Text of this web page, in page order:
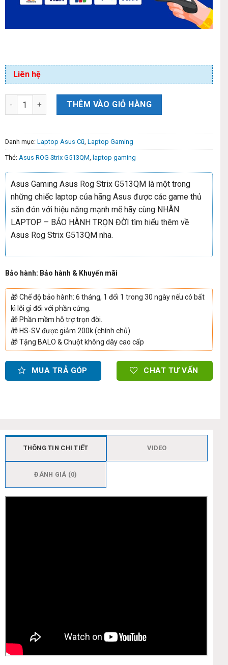
Liên hệ
THÊM VÀO GIỎ HÀNG
Danh mục: Laptop Asus Cũ Laptop Gaming
Thẻ: Asus ROG Strix G513QM laptop gaming
Asus Gaming Asus Rog Strix G513QM là một trong
những chiếc laptop của hãng Asus được các game thủ
săn đón với hiệu năng mạnh mẽ hãy cùng NHÂN
LAPTOP – BẢO HÀNH TRỌN ĐỜI tìm hiểu thêm về
Asus Rog Strix G513QM nha.
Bảo hành: Bảo hành & Khuyến mãi
🎁Chế độ bảo hành: 6 tháng, 1 đổi 1 trong 30 ngày nếu có bất
kì lỗi gì đối với phần cứng.
🎁 Phần mềm hỗ trợ trọn đời.
🎁 HS-SV được giảm 200k (chính chủ)
🎁Tặng BALO & Chuột không dây cao cấp
MUA TRẢ GÓP CHAT TƯ VẤN
THÔNG TIN CHI TIẾT VIDEO
ĐÁNH GIÁ (0)